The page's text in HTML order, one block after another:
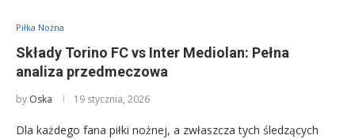
Piłka Nożna
Składy Torino FC vs Inter Mediolan: Pełna
analiza przedmeczowa
by Oska 19 stycznia, 2026
Dla każdego fana piłki nożnej, a zwłaszcza tych śledzących